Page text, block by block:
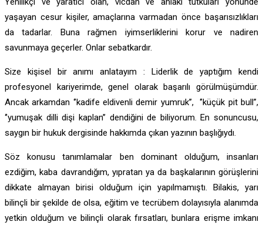
yaşayan cesur kişiler, amaçlarına varmadan önce başarısızlıkları
da tadarlar. Buna rağmen iyimserliklerini korur ve nadiren
savunmaya geçerler. Onlar sebatkardır.
Size kişisel bir anımı anlatayım : Liderlik de yaptığım kendi
profesyonel kariyerimde, genel olarak başarılı görülmüşümdür.
Ancak arkamdan ‘’kadife eldivenli demir yumruk’’, ‘’küçük pit bull’’,
‘’yumuşak dilli dişi kaplan’’ dendiğini de biliyorum. En sonuncusu,
saygın bir hukuk dergisinde hakkımda çıkan yazının başlığıydı.
Söz konusu tanımlamalar ben dominant olduğum, insanları
ezdiğim, kaba davrandığım, yıpratan ya da başkalarının görüşlerini
dikkate almayan birisi olduğum için yapılmamıştı. Bilakis, yarı
bilinçli bir şekilde de olsa, eğitim ve tecrübem dolayısıyla alanımda
yetkin olduğum ve bilinçli olarak fırsatları, bunlara erişme imkanı